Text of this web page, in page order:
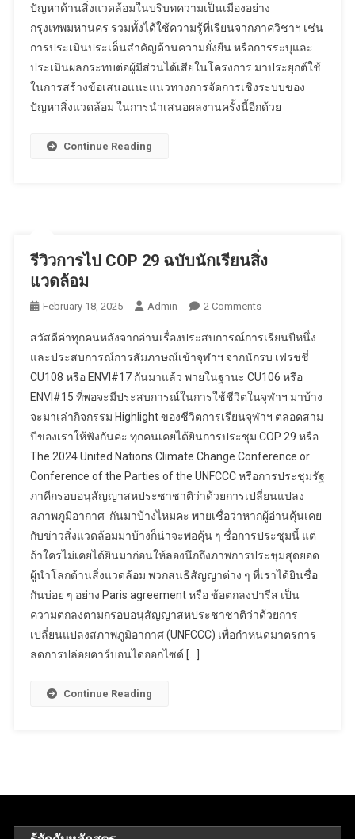
Partnership
Program
ปัญหาด้านสิ่งแวดล้อมในบริบทความเป็นเมืองอย่าง
กรุงเทพมหานคร รวมทั้งได้ใช้ความรู้ที่เรียนจากภาควิชาฯ เช่น
การประเมินประเด็นสำคัญด้านความยั่งยืน หรือการระบุและ
ประเมินผลกระทบต่อผู้มีส่วนได้เสียในโครงการ มาประยุกต์ใช้
ในการสร้างข้อเสนอแนะแนวทางการจัดการเชิงระบบของ
ปัญหาสิ่งแวดล้อม ในการนำเสนอผลงานครั้งนี้อีกด้วย
Continue Reading
รีวิวการไป COP 29 ฉบับนักเรียนสิ่ง
แวดล้อม
February 18, 2025 Admin 2 CommentsOn
การ
ไป
COP
29
ฉบับ
นักเรียน
สิ่ง
สวัสดีค่าทุกคนหลังจากอ่านเรื่องประสบการณ์การเรียนปีหนึ่ง
และประสบการณ์การสัมภาษณ์เข้าจุฬาฯ จากนักรบ เฟรชชี่
CU108 หรือ ENVI#17 กันมาแล้ว พายในฐานะ CU106 หรือ
ENVI#15 ที่พอจะมีประสบการณ์ในการใช้ชีวิตในจุฬาฯ มาบ้าง
จะมาเล่ากิจกรรม Highlight ของชีวิตการเรียนจุฬาฯ ตลอดสาม
ปีของเราให้ฟังกันค่ะ ทุกคนเคยได้ยินการประชุม COP 29 หรือ
The 2024 United Nations Climate Change Conference or
Conference of the Parties of the UNFCCC หรือการประชุมรัฐ
ภาคีกรอบอนุสัญญาสหประชาชาติว่าด้วยการเปลี่ยนแปลง
สภาพภูมิอากาศ กันมาบ้างไหมคะ พายเชื่อว่าหากผู้อ่านคุ้นเคย
กับข่าวสิ่งแวดล้อมมาบ้างก็น่าจะพอคุ้น ๆ ชื่อการประชุมนี้ แต่
ถ้าใครไม่เคยได้ยินมาก่อนให้ลองนึกถึงภาพการประชุมสุดยอด
ผู้นำโลกด้านสิ่งแวดล้อม พวกสนธิสัญญาต่าง ๆ ที่เราได้ยินชื่อ
กันบ่อย ๆ อย่าง Paris agreement หรือ ข้อตกลงปารีส เป็น
ความตกลงตามกรอบอนุสัญญาสหประชาชาติว่าด้วยการ
เปลี่ยนแปลงสภาพภูมิอากาศ (UNFCCC) เพื่อกำหนดมาตรการ
ลดการปล่อยคาร์บอนไดออกไซด์ […]
Continue Reading